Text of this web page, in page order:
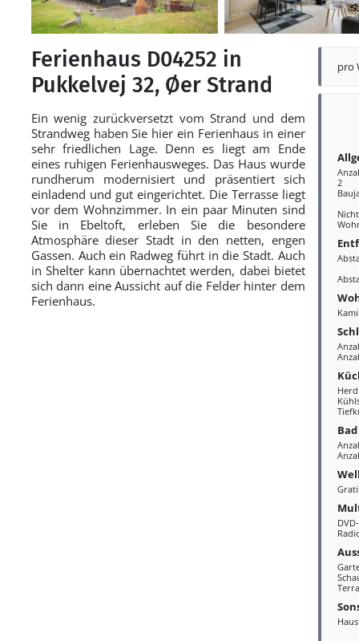
pro
2
Herd
Bad
Ferienhaus D04252 in
Pukkelvej 32, Øer Strand
Ein wenig zurückversetzt vom Strand und dem
Strandweg haben Sie hier ein Ferienhaus in einer
sehr friedlichen Lage. Denn es liegt am Ende
eines ruhigen Ferienhausweges. Das Haus wurde
rundherum modernisiert und präsentiert sich
einladend und gut eingerichtet. Die Terrasse liegt
vor dem Wohnzimmer. In ein paar Minuten sind
Sie in Ebeltoft, erleben Sie die besondere
Atmosphäre dieser Stadt in den netten, engen
Gassen. Auch ein Radweg führt in die Stadt. Auch
in Shelter kann übernachtet werden, dabei bietet
sich dann eine Aussicht auf die Felder hinter dem
Ferienhaus.